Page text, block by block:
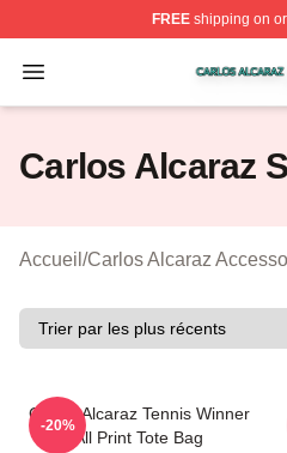
FREEshipping on
Open menu
Carlos Alcaraz Shop ⚡️
Carlos Alcaraz
Accueil /Carlos Alcaraz
Carlos Alcaraz Tennis Winner
All Print Tote Bag
-20%